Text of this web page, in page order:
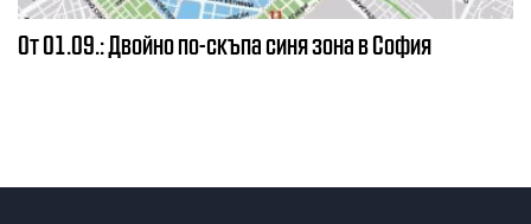
От 01.09.: Двойно по-скъпа синя зона в София